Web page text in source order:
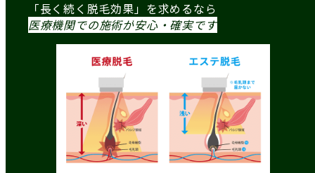
「長く続く脱毛効果」を求めるなら
医療機関での施術が安心・確実です